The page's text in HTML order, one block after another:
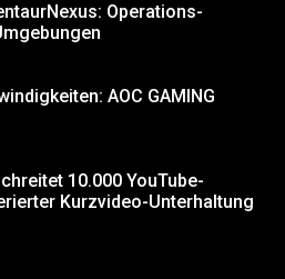
Operations-
AOC GAMING
10.000 YouTube-
Kurzvideo-Unterhaltung